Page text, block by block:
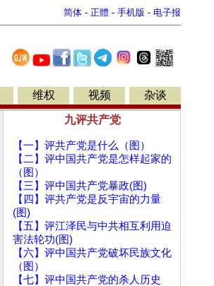
简体 - 正體 - 手机版 - 电子报
维权 视频 杂谈
九评共产党
【一】评共产党是什么（图）
【二】评中国共产党是怎样起家的
（图）
【三】评中国共产党暴政(图)
【四】评共产党是反宇宙的力量
(图)
【五】评江泽民与中共相互利用迫
害法轮功(图)
【六】评中国共产党破坏民族文化
（图）
【七】评中国共产党的杀人历史